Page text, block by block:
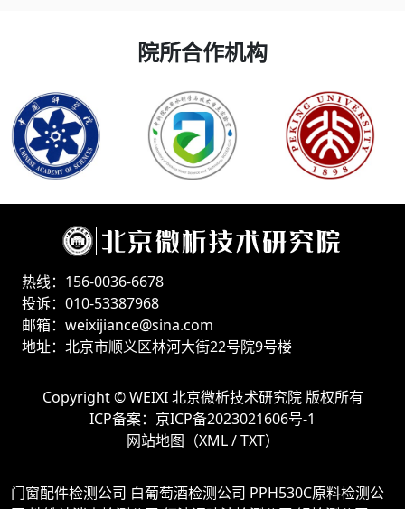
院所合作机构
热线：156-0036-6678
投诉：010-53387968
邮箱：weixijiance@sina.com
地址：北京市顺义区林河大街22号院9号楼
Copyright ©WEIXI 北京微析技术研究院版权所有
ICP备案： 京ICP备2023021606号-1
网站地图（XML/TXT）
门窗配件检测公司 白葡萄酒检测公司 PPH530C原料检测公